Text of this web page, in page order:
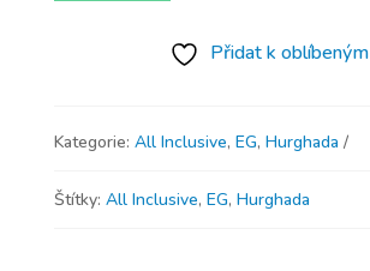
Přidat k oblíbeným
Kategorie: All Inclusive, EG, Hurghada
Štítky: All Inclusive, EG, Hurghada